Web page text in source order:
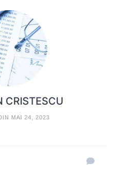
CRISTESCU
MAI 24, 2023